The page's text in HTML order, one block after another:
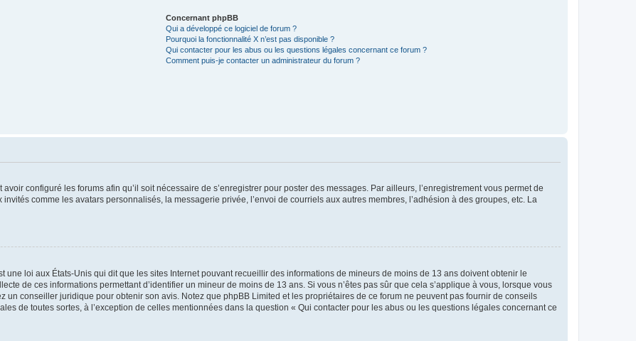
Concernant phpBB
Qui a développé ce logiciel de forum ?
Pourquoi la fonctionnalité X n’est pas disponible ?
Qui contacter pour les abus ou les questions légales concernant ce forum ?
Comment puis-je contacter un administrateur du forum ?
configuré les forums afin qu’il soit nécessaire de s’enregistrer pour poster des messages. Par ailleurs, l’enregistrement vous permet de
comme les avatars personnalisés, la messagerie privée, l’envoi de courriels aux autres membres, l’adhésion à des groupes, etc. La
une loi aux États-Unis qui dit que les sites Internet pouvant recueillir des informations de mineurs de moins de 13 ans doivent obtenir le
de ces informations permettant d’identifier un mineur de moins de 13 ans. Si vous n’êtes pas sûr que cela s’applique à vous, lorsque vous
un conseiller juridique pour obtenir son avis. Notez que phpBB Limited et les propriétaires de ce forum ne peuvent pas fournir de conseils
de toutes sortes, à l’exception de celles mentionnées dans la question « Qui contacter pour les abus ou les questions légales concernant ce